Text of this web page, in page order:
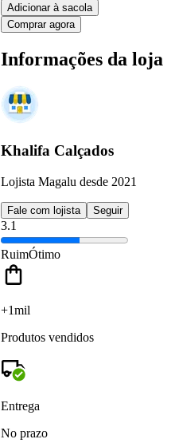
Adicionar à sacola
Comprar agora
Informações da loja
Khalifa Calçados
Lojista Magalu desde 2021
Fale com lojista Seguir
3.1
RuimÓtimo
+1mil
Produtos vendidos
Entrega
No prazo